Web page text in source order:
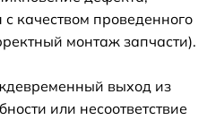
качеством проведенного
монтаж запчасти).
выход из
или несоответствие